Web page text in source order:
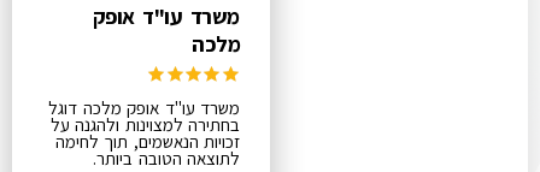
משרד עו"ד אופק
מלכה
משרד עו"ד אופק מלכה דוגל
בחתירה למצוינות ולהגנה על
זכויות הנאשמים, תוך לחימה
לתוצאה הטובה ביותר.